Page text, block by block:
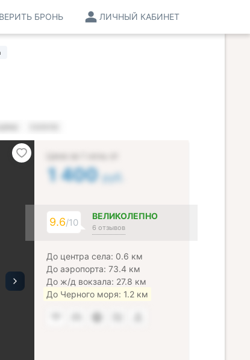
ЛИЧНЫЙ КАБИНЕТ
БРОНЬ
1 400 руб.
9.6/10
ВЕЛИКОЛЕПНО
6 отзывов
До центра села: 0.6 км
До аэропорта: 73.4 км
До ж/д вокзала: 27.8 км
До Черного моря: 1.2 км